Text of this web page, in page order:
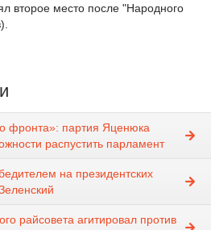
второе место после "Народного
фронта»: партия Яценюка
распустить парламент
на президентских
райсовета агитировал против